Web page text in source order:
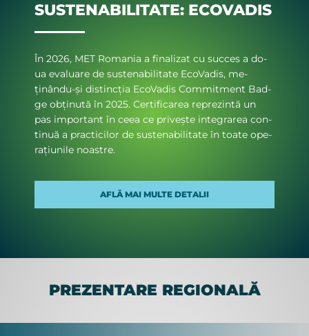
SUSTENABILITATE: ECOVADIS
În 2026, MET Ro­ma­nia a fi­na­li­zat cu suc­ces a do­
ua eva­lu­a­re de sus­te­na­bi­li­ta­te EcoVa­dis, me­
ținându-și dis­tinc­ția EcoVa­dis Com­mit­ment Bad­
ge ob­ți­nu­tă în 2025. Cer­ti­fi­ca­rea re­pre­zin­tă un
pas im­por­tant în ce­ea ce pri­veș­te in­te­gra­rea con­
ti­nuă a prac­ti­ci­lor de sus­te­na­bi­li­ta­te în toa­te ope­
ra­țiu­ni­le noas­tre.
AFLĂ MAI MULTE DETALII
PREZENTARE REGIONALĂ